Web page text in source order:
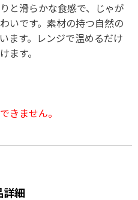
と滑らかな食感で、じゃが
いです。素材の持つ自然の
ます。レンジで温めるだけ
ます。
きません。
詳細